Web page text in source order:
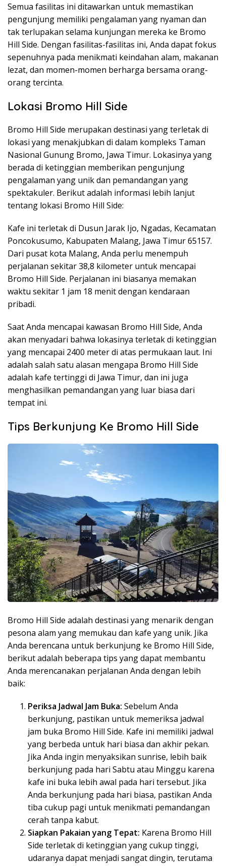
Semua fasilitas ini ditawarkan untuk memastikan
pengunjung memiliki pengalaman yang nyaman dan
tak terlupakan selama kunjungan mereka ke Bromo
Hill Side. Dengan fasilitas-fasilitas ini, Anda dapat fokus
sepenuhnya pada menikmati keindahan alam, makanan
lezat, dan momen-momen berharga bersama orang-
orang tercinta.
Lokasi Bromo Hill Side
Bromo Hill Side merupakan destinasi yang terletak di
lokasi yang menakjubkan di dalam kompleks Taman
Nasional Gunung Bromo, Jawa Timur. Lokasinya yang
berada di ketinggian memberikan pengunjung
pengalaman yang unik dan pemandangan yang
spektakuler. Berikut adalah informasi lebih lanjut
tentang lokasi Bromo Hill Side:
Kafe ini terletak di Dusun Jarak Ijo, Ngadas, Kecamatan
Poncokusumo, Kabupaten Malang, Jawa Timur 65157.
Dari pusat kota Malang, Anda perlu menempuh
perjalanan sekitar 38,8 kilometer untuk mencapai
Bromo Hill Side. Perjalanan ini biasanya memakan
waktu sekitar 1 jam 18 menit dengan kendaraan
pribadi.
Saat Anda mencapai kawasan Bromo Hill Side, Anda
akan menyadari bahwa lokasinya terletak di ketinggian
yang mencapai 2400 meter di atas permukaan laut. Ini
adalah salah satu alasan mengapa Bromo Hill Side
adalah kafe tertinggi di Jawa Timur, dan ini juga
menghasilkan pemandangan yang luar biasa dari
tempat ini.
Tips Berkunjung Ke Bromo Hill Side
Bromo Hill Side adalah destinasi yang menarik dengan
pesona alam yang memukau dan kafe yang unik. Jika
Anda berencana untuk berkunjung ke Bromo Hill Side,
berikut adalah beberapa tips yang dapat membantu
Anda merencanakan perjalanan Anda dengan lebih
baik:
Periksa Jadwal Jam Buka: Sebelum Anda
berkunjung, pastikan untuk memeriksa jadwal
jam buka Bromo Hill Side. Kafe ini memiliki jadwal
yang berbeda untuk hari biasa dan akhir pekan.
Jika Anda ingin menyaksikan sunrise, lebih baik
berkunjung pada hari Sabtu atau Minggu karena
kafe ini buka lebih awal pada hari tersebut. Jika
Anda berkunjung pada hari biasa, pastikan Anda
tiba cukup pagi untuk menikmati pemandangan
cerah tanpa kabut.
Siapkan Pakaian yang Tepat: Karena Bromo Hill
Side terletak di ketinggian yang cukup tinggi,
udaranya dapat menjadi sangat dingin, terutama